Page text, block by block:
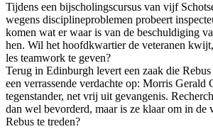
Tijdens een bijscholingscursus van vijf
wegens disciplineproblemen probeert
komen wat er waar is van de beschuldiging
hen. Wil het hoofdkwartier de veteranen
les teamwork te geven?
Terug in Edinburgh levert een zaak die Rebus
een verrassende verdachte op: Morris Gerald
tegenstander, net vrij uit gevangenis.
dan wel bevorderd, maar is ze klaar om in de
Rebus te treden?